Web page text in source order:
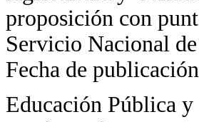
proposición con
Servicio Nacional
Fecha de
Educación Pública